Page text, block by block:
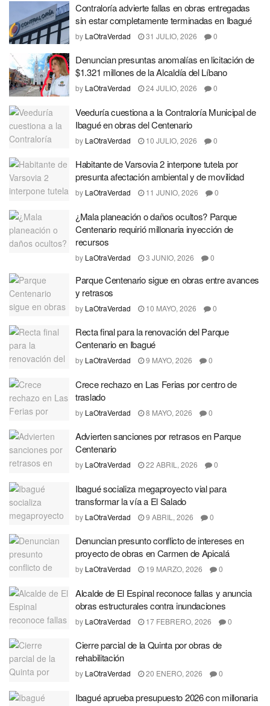
Contraloría advierte fallas en obras entregadas
sin estar completamente terminadas en Ibagué
by LaOtraVerdad 31 JULIO, 2026 0
Denuncian presuntas anomalías en licitación de
$1.321 millones de la Alcaldía del Líbano
by LaOtraVerdad 24 JULIO, 2026 0
Veeduría cuestiona a la Contraloría Municipal de
Ibagué en obras del Centenario
by LaOtraVerdad 10 JULIO, 2026 0
Habitante de Varsovia 2 interpone tutela por
presunta afectación ambiental y de movilidad
by LaOtraVerdad 11 JUNIO, 2026 0
¿Mala planeación o daños ocultos? Parque
Centenario requirió millonaria inyección de
recursos
by LaOtraVerdad 3 JUNIO, 2026 0
Parque Centenario sigue en obras entre avances
y retrasos
by LaOtraVerdad 10 MAYO, 2026 0
Recta final para la renovación del Parque
Centenario en Ibagué
by LaOtraVerdad 9 MAYO, 2026 0
Crece rechazo en Las Ferias por centro de
traslado
by LaOtraVerdad 8 MAYO, 2026 0
Advierten sanciones por retrasos en Parque
Centenario
by LaOtraVerdad 22 ABRIL, 2026 0
Ibagué socializa megaproyecto vial para
transformar la vía a El Salado
by LaOtraVerdad 9 ABRIL, 2026 0
Denuncian presunto conflicto de intereses en
proyecto de obras en Carmen de Apicalá
by LaOtraVerdad 19 MARZO, 2026 0
Alcalde de El Espinal reconoce fallas y anuncia
obras estructurales contra inundaciones
by LaOtraVerdad 17 FEBRERO, 2026 0
Cierre parcial de la Quinta por obras de
rehabilitación
by LaOtraVerdad 20 ENERO, 2026 0
Ibagué aprueba presupuesto 2026 con millonaria